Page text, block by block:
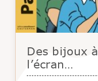
Des bijoux à
l’écran…